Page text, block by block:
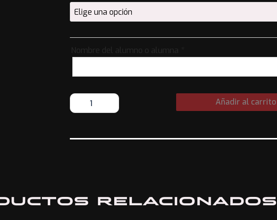
Nombre del alumno o alumna *
cantidad
Añadir al carrito
relacionados